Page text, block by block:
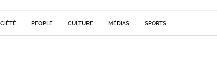
PEOPLE CULTURE MÉDIAS SPORTS